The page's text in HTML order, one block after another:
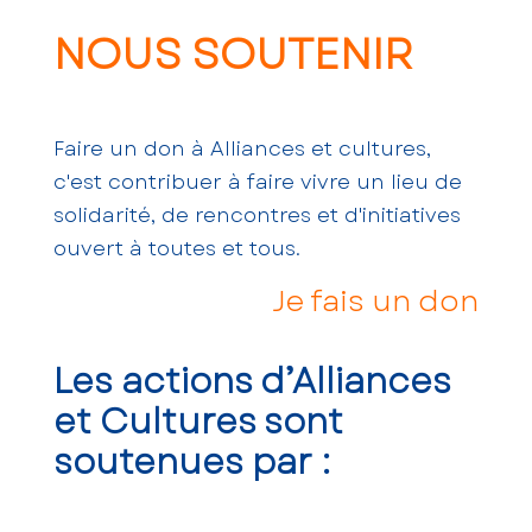
NOUS SOUTENIR
Faire un don à Alliances et cultures,
c'est contribuer à faire vivre un lieu de
solidarité, de rencontres et d'initiatives
ouvert à toutes et tous.
Je fais un don
Les actions d’Alliances
et Cultures sont
soutenues par :